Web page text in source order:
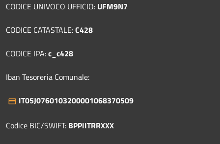
CODICE UNIVOCO UFFICIO: UFM9N7
CODICE CATASTALE:C428
CODICE IPA:c_c428
Iban Tesoreria Comunale:
IT05J0760103200001068370509
Codice BIC/SWIFT: BPPIITRRXXX